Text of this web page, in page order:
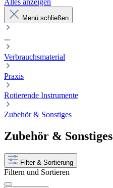
Alles anzeigen
Menü schließen
...
Verbrauchsmaterial
Praxis
Rotierende Instrumente
Zubehör & Sonstiges
Zubehör & Sonstiges
Filter & Sortierung
Filtern und Sortieren